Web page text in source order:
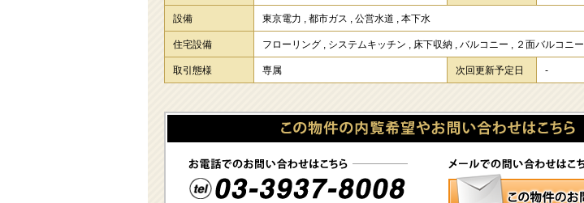
設備 東京電力 , 都市ガス , 公営水道 , 本下水
住宅設備 フローリング , システムキッチン , 床下収納 , バルコニー , ２面バルコニー
取引態様 専属 次回更新予定日 -